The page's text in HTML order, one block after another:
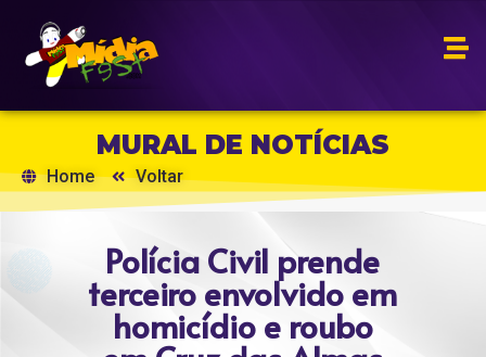
MURAL DE NOTÍCIAS
Home Voltar
Polícia Civil prende
terceiro envolvido em
homicídio e roubo